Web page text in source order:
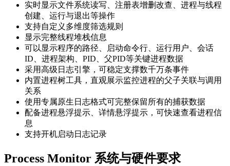
实时显示文件系统读写、注册表增删改查、进程与线程
创建、运行与退出等操作
支持自定义多维度筛选规则
显示完整线程堆栈信息
可以显示程序的路径、启动命令行、运行用户、会话
ID、进程架构、PID、父PID等关键进程数据
采用高级日志引擎，可稳定支撑数千万条事件
内置进程树工具，直观展示监控进程的父子关联与调用
关系
使用专属原生日志格式可完整保留所有的捕获数据
配备进程悬浮提示、详情悬浮提示，可快速查看进程信
息
支持开机启动日志记录
Process Monitor 系统与硬件要求